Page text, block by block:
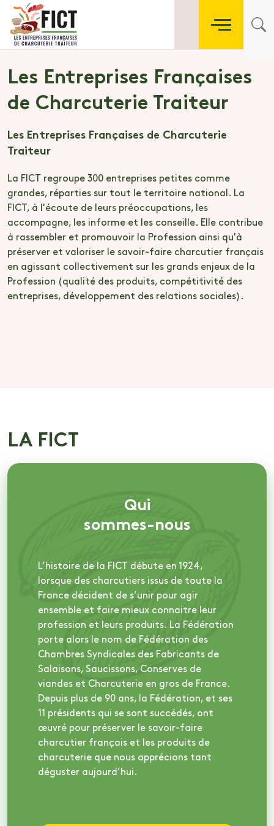
Les Entreprises Françaises
de Charcuterie Traiteur
Les Entreprises Françaises de Charcuterie
Traiteur
La FICT regroupe 300 entreprises petites comme
grandes, réparties sur tout le territoire national. La
FICT, à l'écoute de leurs préoccupations, les
accompagne, les informe et les conseille. Elle contribue
à rassembler et promouvoir la Profession ainsi qu'à
préserver et valoriser le savoir-faire charcutier français
en agissant collectivement sur les grands enjeux de la
Profession (qualité des produits, compétitivité des
entreprises, développement des relations sociales).
LA FICT
Qui
sommes-nous
L’histoire de la FICT débute en 1924,
lorsque des charcutiers issus de toute la
France décident de s’unir pour agir
ensemble et faire mieux connaitre leur
profession et leurs produits. La Fédération
porte alors le nom de Fédération des
Chambres Syndicales des Fabricants de
Salaisons, Saucissons, Conserves de
viandes et Charcuterie en gros de France.
Depuis plus de 90 ans, la Fédération, et ses
11 présidents qui se sont succédés, ont
œuvré pour préserver le savoir-faire
charcutier français et les produits de
charcuterie que nous apprécions tant
déguster aujourd’hui.